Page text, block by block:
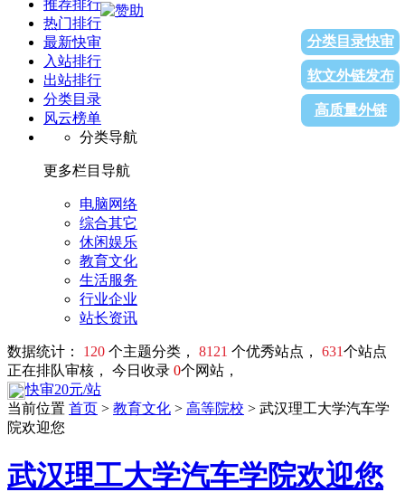
推荐排行
热门排行
最新快审
入站排行
出站排行
分类目录
风云榜单
分类导航
更多栏目导航
电脑网络
综合其它
休闲娱乐
教育文化
生活服务
行业企业
站长资讯
数据统计： 120 个主题分类， 8121 个优秀站点， 631个站点
正在排队审核， 今日收录 0个网站，
快审20元/站
分类目录快审
软文外链发布
高质量外链
当前位置 首页 > 教育文化 > 高等院校 > 武汉理工大学汽车学
院欢迎您
武汉理工大学汽车学院欢迎您